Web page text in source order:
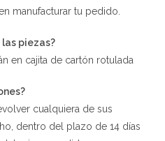
manufacturar tu pedido.
piezas?
en cajita de cartón rotulada
cualquiera de sus
dentro del plazo de 14 días